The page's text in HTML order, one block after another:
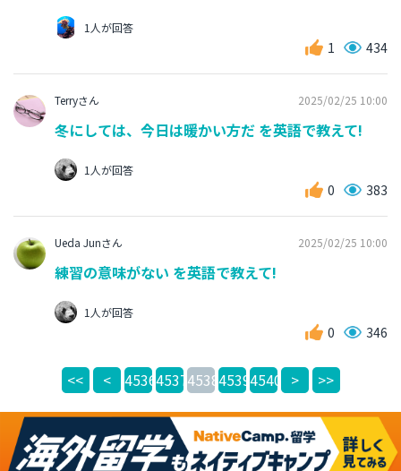
1人が回答
1 434
Terryさん 2025/02/25 10:00
冬にしては、今日は暖かい方だ を英語で教えて!
1人が回答
0 383
Ueda Junさん 2025/02/25 10:00
練習の意味がない を英語で教えて!
1人が回答
0 346
<< < 45364537 453845394540 > >>